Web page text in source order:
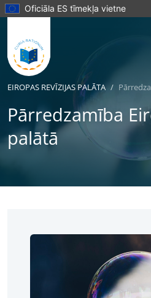
Oficiāla ES tīmekļa vietne
EIROPAS REVĪZIJAS PALĀTA
Pārredzamība
palātā